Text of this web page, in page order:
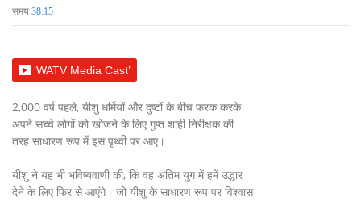
समय 38:15
‘WATV Media Cast’
2,000 वर्ष पहले, यीशु धर्मियों और दुष्टों के बीच फरक करके
अपने सच्चे लोगों को खोजने के लिए गुप्त शाही निरीक्षक की
तरह साधारण रूप में इस पृथ्वी पर आए।
यीशु ने यह भी भविष्यवाणी की, कि वह अंतिम युग में हमें उद्धार
देने के लिए फिर से आएंगे। जो यीशु के साधारण रूप पर विश्वास